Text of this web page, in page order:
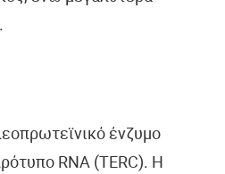
ένζυμο
RNA (TERC). Η